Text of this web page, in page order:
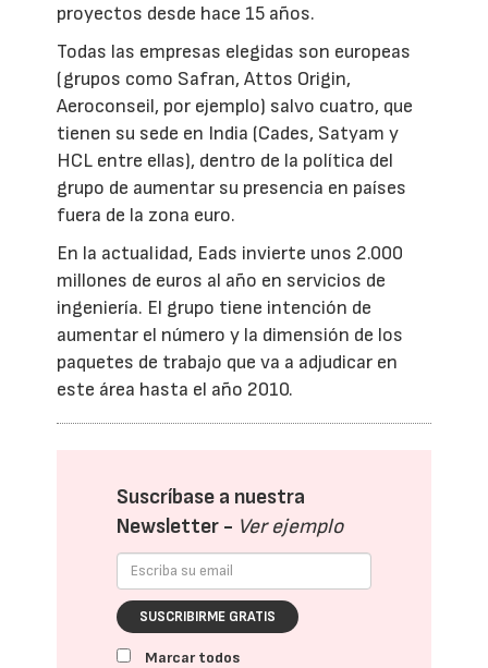
proyectos desde hace 15 años.
Todas las empresas elegidas son europeas
(grupos como Safran, Attos Origin,
Aeroconseil, por ejemplo) salvo cuatro, que
tienen su sede en India (Cades, Satyam y
HCL entre ellas), dentro de la política del
grupo de aumentar su presencia en países
fuera de la zona euro.
En la actualidad, Eads invierte unos 2.000
millones de euros al año en servicios de
ingeniería. El grupo tiene intención de
aumentar el número y la dimensión de los
paquetes de trabajo que va a adjudicar en
este área hasta el año 2010.
Suscríbase a nuestra
Newsletter - Ver ejemplo
SUSCRIBIRME GRATIS
Marcar todos